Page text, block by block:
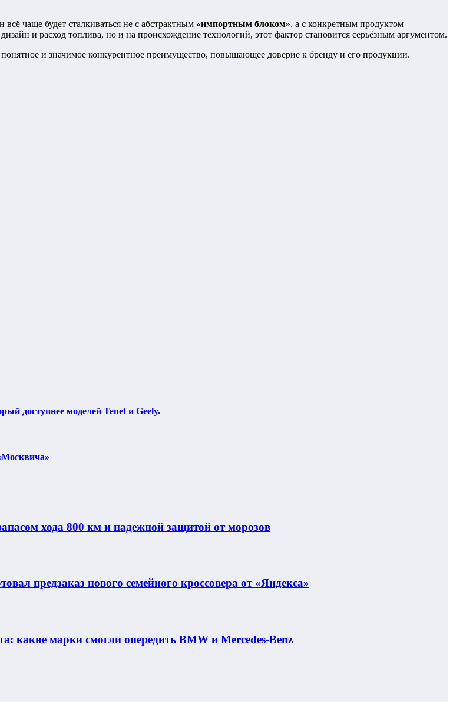
чаще будет сталкиваться не с абстрактным «импортным блоком», а с конкретным продуктом
и расход топлива, но и на происхождение технологий, этот фактор становится серьёзным аргументом.
понятное и значимое конкурентное преимущество, повышающее доверие к бренду и его продукции.
доступнее моделей Tenet и Geely.
хода 800 км и надежной защитой от морозов
предзаказ нового семейного кроссовера от «Яндекса»
какие марки смогли опередить BMW и Mercedes-Benz